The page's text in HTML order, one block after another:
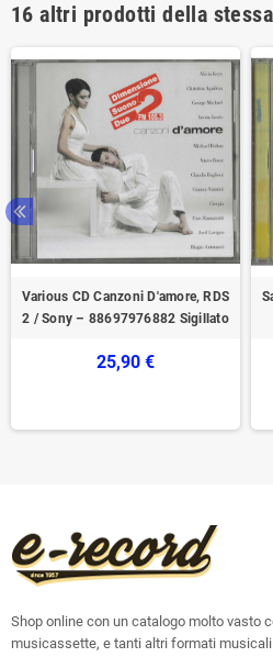
16 altri prodotti della
Various CD Canzoni D'amore, RDS
2 / Sony – 88697976882 Sigillato
25,90 €
Shop online con un catalogo molto vasto
musicassette, e tanti altri formati